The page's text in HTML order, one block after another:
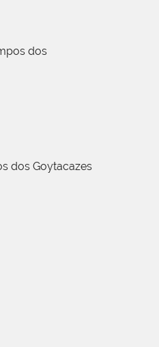
dos
dos Goytacazes